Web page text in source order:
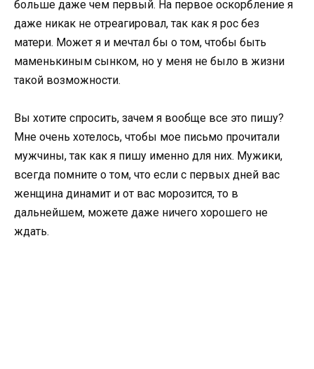
больше даже чем первый. На первое оскорбление я
даже никак не отреагировал, так как я рос без
матери. Может я и мечтал бы о том, чтобы быть
маменькиным сынком, но у меня не было в жизни
такой возможности.
Вы хотите спросить, зачем я вообще все это пишу?
Мне очень хотелось, чтобы мое письмо прочитали
мужчины, так как я пишу именно для них. Мужики,
всегда помните о том, что если с первых дней вас
женщина динамит и от вас морозится, то в
дальнейшем, можете даже ничего хорошего не
ждать.